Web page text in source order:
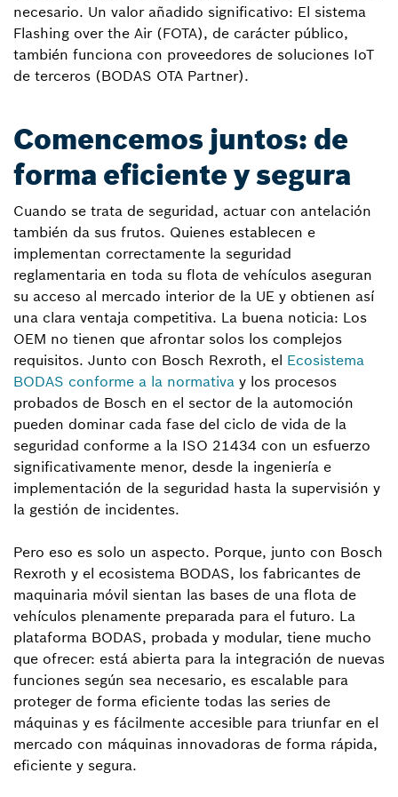
necesario. Un valor añadido significativo: El sistema
Flashing over the Air (FOTA), de carácter público,
también funciona con proveedores de soluciones IoT
de terceros (BODAS OTA Partner).
Comencemos juntos: de
forma eficiente y segura
Cuando se trata de seguridad, actuar con antelación
también da sus frutos. Quienes establecen e
implementan correctamente la seguridad
reglamentaria en toda su flota de vehículos aseguran
su acceso al mercado interior de la UE y obtienen así
una clara ventaja competitiva. La buena noticia: Los
OEM no tienen que afrontar solos los complejos
requisitos. Junto con Bosch Rexroth, el Ecosistema
BODAS conforme a la normativa y los procesos
probados de Bosch en el sector de la automoción
pueden dominar cada fase del ciclo de vida de la
seguridad conforme a la ISO 21434 con un esfuerzo
significativamente menor, desde la ingeniería e
implementación de la seguridad hasta la supervisión y
la gestión de incidentes.
Pero eso es solo un aspecto. Porque, junto con Bosch
Rexroth y el ecosistema BODAS, los fabricantes de
maquinaria móvil sientan las bases de una flota de
vehículos plenamente preparada para el futuro. La
plataforma BODAS, probada y modular, tiene mucho
que ofrecer: está abierta para la integración de nuevas
funciones según sea necesario, es escalable para
proteger de forma eficiente todas las series de
máquinas y es fácilmente accesible para triunfar en el
mercado con máquinas innovadoras de forma rápida,
eficiente y segura.